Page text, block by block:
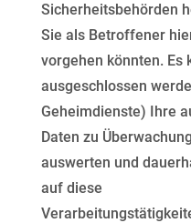
Sicherheitsbehörden
Sie als Betroffener
vorgehen könnten. Es
ausgeschlossen
Geheimdienste) Ihre
Daten zu
auswerten und
auf diese